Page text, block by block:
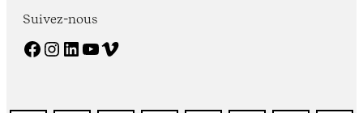
Suivez-nous
Facebook Instagram LinkedIn YouTube Vimeo